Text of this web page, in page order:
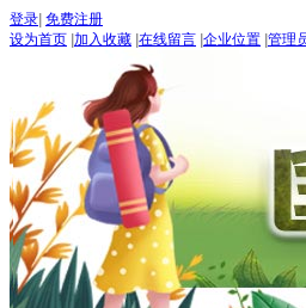
登录 免费注册
设为首页 加入收藏 在线留言 企业位置 管理